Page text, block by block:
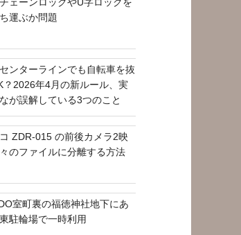
運ぶか問題
ンターラインでも自転車を抜
？2026年4月の新ルール、実
が誤解している3つのこと
コ ZDR-015 の前後カメラ2映
のファイルに分離する方法
室町裏の福徳神社地下にあ
駐輪場で一時利用